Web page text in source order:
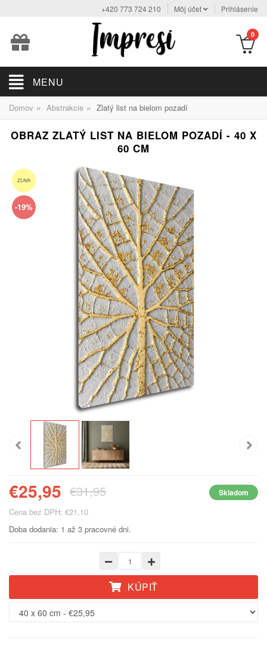
+420 773 724 210 Môj účet Prihlásenie
0
MENU
Domov » Abstrakcie » Zlatý list na bielom pozadí
OBRAZ ZLATÝ LIST NA BIELOM POZADÍ - 40 X
60 CM
ZĽAVA
-19%
€25,95 €31,95 Skladom
Cena bez DPH: €21,10
Doba dodania: 1 až 3 pracovné dni.
KÚPIŤ